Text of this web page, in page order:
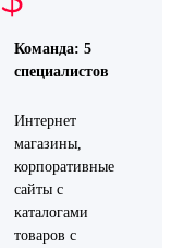
Команда: 5
специалистов
Интернет
магазины,
корпоративные
сайты с
каталогами
товаров с